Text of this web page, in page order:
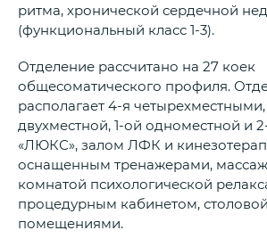
ритма, хронической сердечной
(функциональный класс 1-3).
Отделение рассчитано на 27 коек
общесоматического профиля.
располагает 4-я четырехместными,
двухместной, 1-ой одноместной и
«ЛЮКС», залом ЛФК и
оснащенным тренажерами,
комнатой психологической
процедурным кабинетом,
помещениями.